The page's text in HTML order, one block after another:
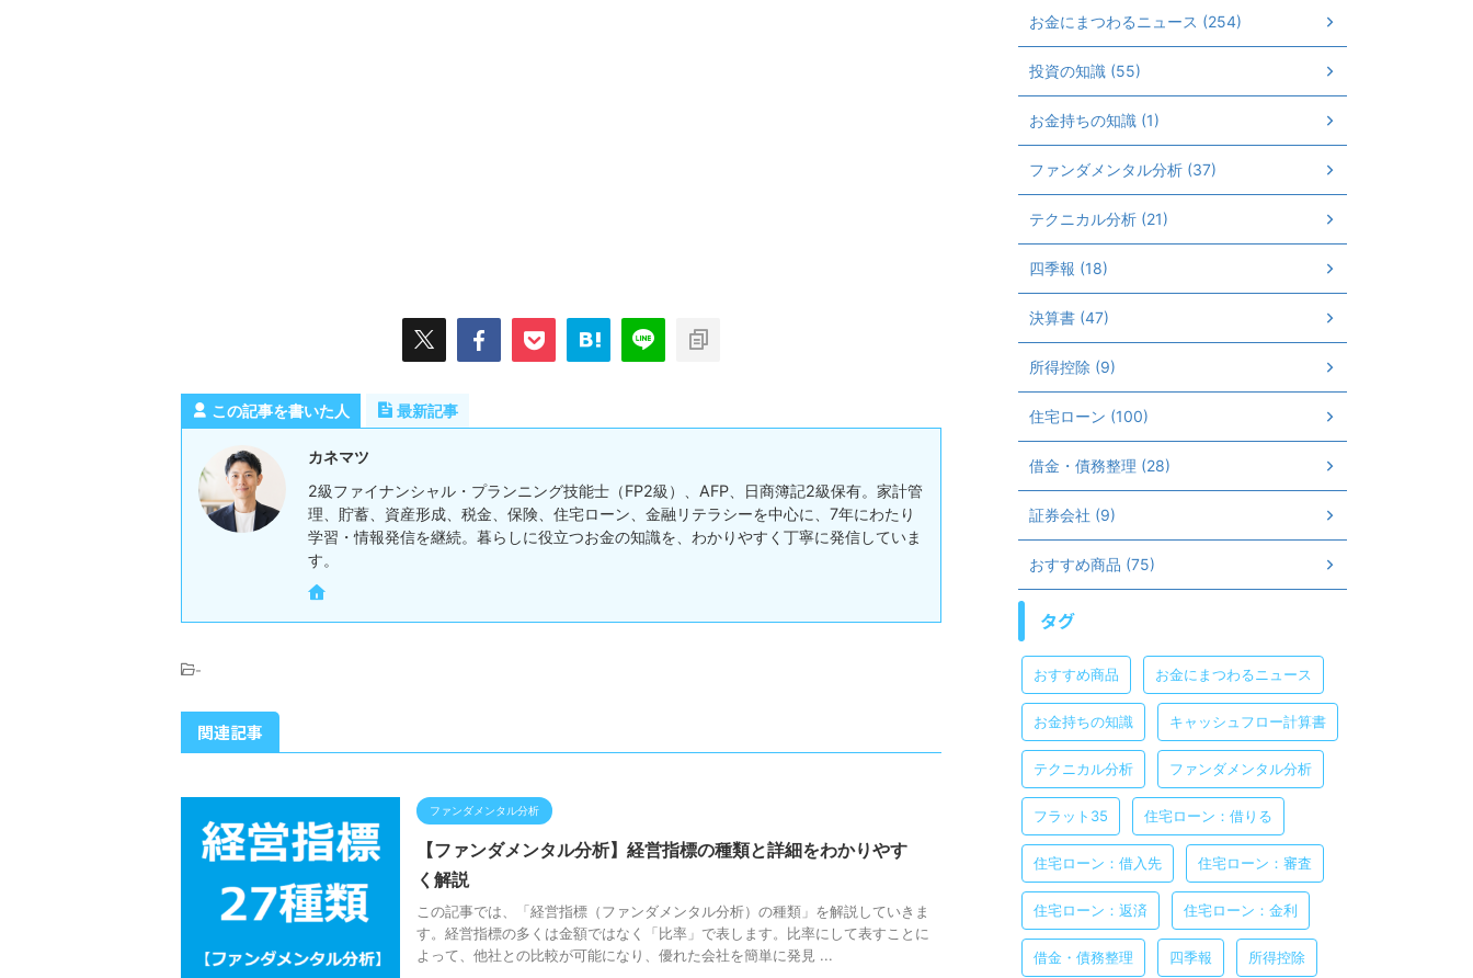
この記事を書いた人 最新記事
カネマツ
2級ファイナンシャル・プランニング技能士（FP2級）、AFP、日商簿記2級保有。家計管
理、貯蓄、資産形成、税金、保険、住宅ローン、金融リテラシーを中心に、7年にわたり
学習・情報発信を継続。暮らしに役立つお金の知識を、わかりやすく丁寧に発信していま
す。
-
関連記事
ファンダメンタル分析
【ファンダメンタル分析】経営指標の種類と詳細をわかりやす
く解説
この記事では、「経営指標（ファンダメンタル分析）の種類」を解説していきま
す。経営指標の多くは金額ではなく「比率」で表します。比率にして表すことに
よって、他社との比較が可能になり、優れた会社を簡単に発見 ...
お金にまつわるニュース (254)
投資の知識 (55)
お金持ちの知識 (1)
ファンダメンタル分析 (37)
テクニカル分析 (21)
四季報 (18)
決算書 (47)
所得控除 (9)
住宅ローン (100)
借金・債務整理 (28)
証券会社 (9)
おすすめ商品 (75)
タグ
おすすめ商品 お金にまつわるニュース
お金持ちの知識 キャッシュフロー計算書
テクニカル分析 ファンダメンタル分析
フラット35 住宅ローン：借りる
住宅ローン：借入先 住宅ローン：審査
住宅ローン：返済 住宅ローン：金利
借金・債務整理 四季報 所得控除